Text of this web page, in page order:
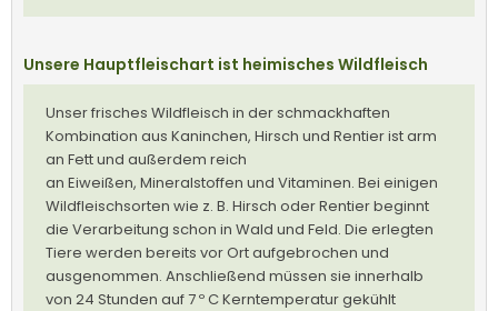
Unsere Hauptfleischart ist heimisches Wildfleisch
Unser frisches Wildfleisch in der schmackhaften
Kombination aus Kaninchen, Hirsch und Rentier ist arm
an Fett und außerdem reich
an Eiweißen, Mineralstoffen und Vitaminen. Bei einigen
Wildfleischsorten wie z. B. Hirsch oder Rentier beginnt
die Verarbeitung schon in Wald und Feld. Die erlegten
Tiere werden bereits vor Ort aufgebrochen und
ausgenommen. Anschließend müssen sie innerhalb
von 24 Stunden auf 7 º C Kerntemperatur gekühlt